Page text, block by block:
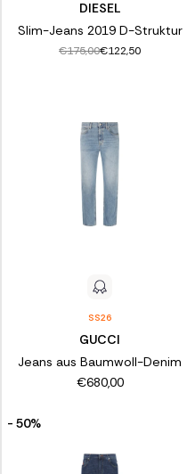
DIESEL
Slim-Jeans 2019 D-Struktur
€175,00€122,50
SS26
GUCCI
Jeans aus Baumwoll-Denim
€680,00
- 50%